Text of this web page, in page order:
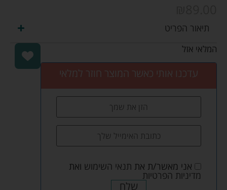
תיאור הפריט
המלאי אזל
עדכנו אותי כאשר המוצר חוזר למלאי
אני מאשר/ת את תנאי השימוש ואת
מדיניות הפרטיות
שלח